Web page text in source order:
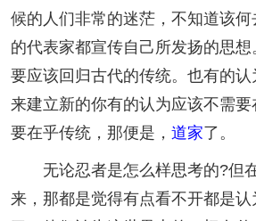
候的人们非常的迷茫，不知道该
的代表家都宣传自己所发扬的思
要应该回归古代的传统。也有的认
来建立新的你有的认为应该不需
要在乎传统，那便是， 道家了。
无论忍者是怎么样思考的?但
来，那都是觉得有点看不开都是